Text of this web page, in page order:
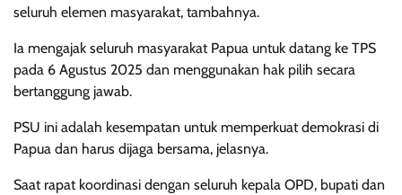
seluruh elemen masyarakat, tambahnya.
Ia mengajak seluruh masyarakat Papua untuk datang ke TPS
pada 6 Agustus 2025 dan menggunakan hak pilih secara
bertanggung jawab.
PSU ini adalah kesempatan untuk memperkuat demokrasi di
Papua dan harus dijaga bersama, jelasnya.
Saat rapat koordinasi dengan seluruh kepala OPD, bupati dan